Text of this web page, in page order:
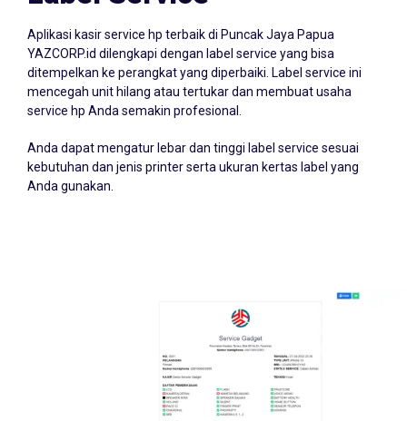
YAZCORP.id dilengkapi dengan label service yang bisa
ditempelkan ke perangkat yang diperbaiki. Label service ini
mencegah unit hilang atau tertukar dan membuat usaha
service hp Anda semakin profesional.
kebutuhan dan jenis printer serta ukuran kertas label yang
Anda gunakan.